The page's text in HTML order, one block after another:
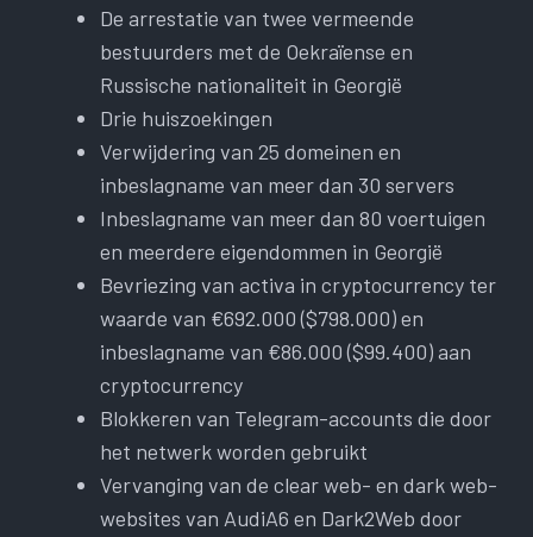
De arrestatie van twee vermeende
bestuurders met de Oekraïense en
Russische nationaliteit in Georgië
Drie huiszoekingen
Verwijdering van 25 domeinen en
inbeslagname van meer dan 30 servers
Inbeslagname van meer dan 80 voertuigen
en meerdere eigendommen in Georgië
Bevriezing van activa in cryptocurrency ter
waarde van €692.000 ($798.000) en
inbeslagname van €86.000 ($99.400) aan
cryptocurrency
Blokkeren van Telegram-accounts die door
het netwerk worden gebruikt
Vervanging van de clear web- en dark web-
websites van AudiA6 en Dark2Web door